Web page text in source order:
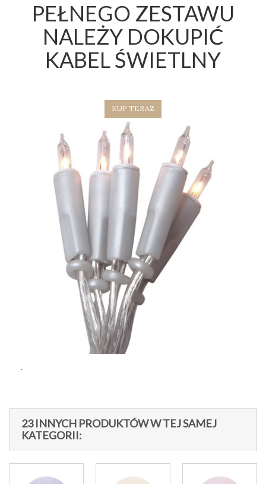
PEŁNEGO ZESTAWU
NALEŻY DOKUPIĆ
KABEL ŚWIETLNY
KUP TERAZ
.
23 INNYCH PRODUKTÓW W TEJ SAMEJ
KATEGORII: